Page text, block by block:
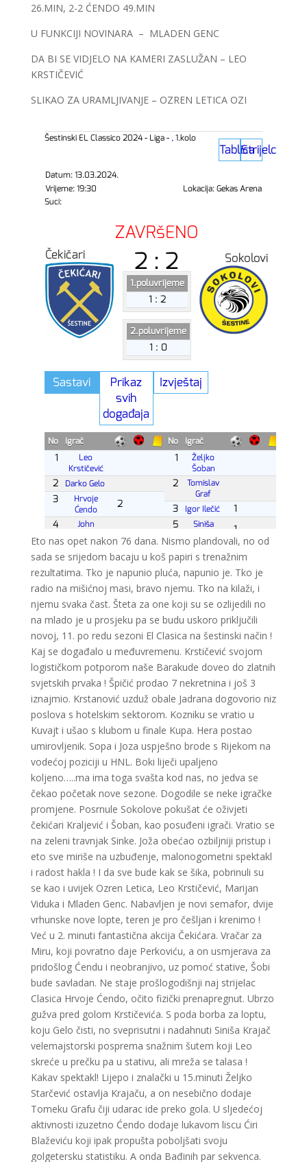
26.MIN, 2-2 ĆENDO 49.MIN
U FUNKCIJI NOVINARA – MLADEN GENC
DA BI SE VIDJELO NA KAMERI ZASLUŽAN – LEO
KRSTIČEVIĆ
SLIKAO ZA URAMLJIVANJE – OZREN LETICA OZI
Eto nas opet nakon 76 dana. Nismo plandovali, no od
sada se srijedom bacaju u koš papiri s trenažnim
rezultatima. Tko je napunio pluća, napunio je. Tko je
radio na mišićnoj masi, bravo njemu. Tko na kilaži, i
njemu svaka čast. Šteta za one koji su se ozlijedili no
na mlado je u prosjeku pa se budu uskoro priključili
novoj, 11. po redu sezoni El Clasica na šestinski način !
Kaj se događalo u međuvremenu. Krstičević svojom
logističkom potporom naše Barakude doveo do zlatnih
svjetskih prvaka ! Špičić prodao 7 nekretnina i još 3
iznajmio. Krstanović uzduž obale Jadrana dogovorio niz
poslova s hotelskim sektorom. Kozniku se vratio u
Kuvajt i ušao s klubom u finale Kupa. Hera postao
umirovljenik. Sopa i Joza uspješno brode s Rijekom na
vodećoj poziciji u HNL. Boki liječi upaljeno
koljeno…..ma ima toga svašta kod nas, no jedva se
čekao početak nove sezone. Dogodile se neke igračke
promjene. Posrnule Sokolove pokušat će oživjeti
čekićari Kraljević i Šoban, kao posuđeni igrači. Vratio se
na zeleni travnjak Sinke. Joža obećao ozbiljniji pristup i
eto sve miriše na uzbuđenje, malonogometni spektakl
i radost hakla ! I da sve bude kak se šika, pobrinuli su
se kao i uvijek Ozren Letica, Leo Krstičević, Marijan
Viduka i Mladen Genc. Nabavljen je novi semafor, dvije
vrhunske nove lopte, teren je pro češljan i krenimo !
Već u 2. minuti fantastična akcija Čekićara. Vračar za
Miru, koji povratno daje Perkoviću, a on usmjerava za
pridošlog Ćendu i neobranjivo, uz pomoć stative, Šobi
bude savladan. Ne staje prošlogodišnji naj strijelac
Clasica Hrvoje Ćendo, očito fizički prenapregnut. Ubrzo
gužva pred golom Krstičevića. S poda borba za loptu,
koju Gelo čisti, no sveprisutni i nadahnuti Siniša Krajač
velemajstorski posprema snažnim šutem koji Leo
skreće u prečku pa u stativu, ali mreža se talasa !
Kakav spektakl! Lijepo i znalački u 15.minuti Željko
Starčević ostavlja Krajaču, a on nesebično dodaje
Tomeku Grafu čiji udarac ide preko gola. U sljedećoj
aktivnosti izuzetno Ćendo dodaje lukavom liscu Ćiri
Blaževiću koji ipak propušta poboljšati svoju
golgetersku statistiku. A onda Bađinih par sekvenca.